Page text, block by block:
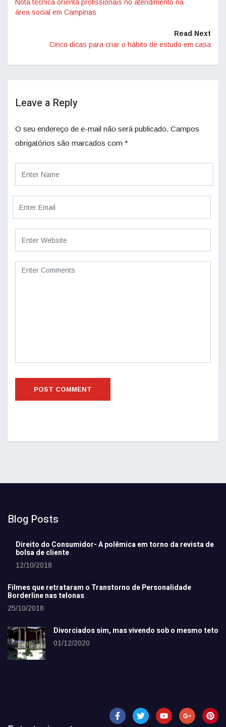
Nota técnica orienta profissionais no atendimento na
área social em Campinas
Read Next
Cinco dicas para criar o hábito de estudo em casa
Leave a Reply
O seu endereço de e-mail não será publicado. Campos
obrigatórios são marcados com *
Blog Posts
Direito do Consumidor- A polêmica em torno da revista de
bolsa de cliente
12/10/2018
Filmes que retrataram o Transtorno de Personalidade
Borderline nas telonas
25/10/2018
Divorciados sim, mas vivendo sob o mesmo teto
01/12/2020